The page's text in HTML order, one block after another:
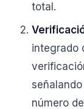
total.
integrado
número